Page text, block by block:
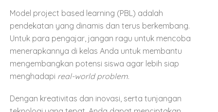
Model project based learning (PBL) adalah
pendekatan yang dinamis dan terus berkembang.
Untuk para pengajar, jangan ragu untuk mencoba
menerapkannya di kelas Anda untuk membantu
mengembangkan potensi siswa agar lebih siap
menghadapi real-world problem.
Dengan kreativitas dan inovasi, serta tunjangan